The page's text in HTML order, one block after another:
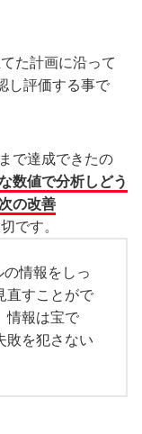
た計画に沿って
し評価する事で
で達成できたの
数値で分析しどう
の改善
です。
情報をしっ
直すことがで
情報は宝で
敗を犯さない